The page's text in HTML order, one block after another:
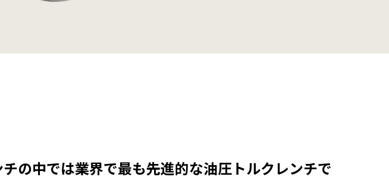
の中では業界で最も先進的な油圧トルクレンチで